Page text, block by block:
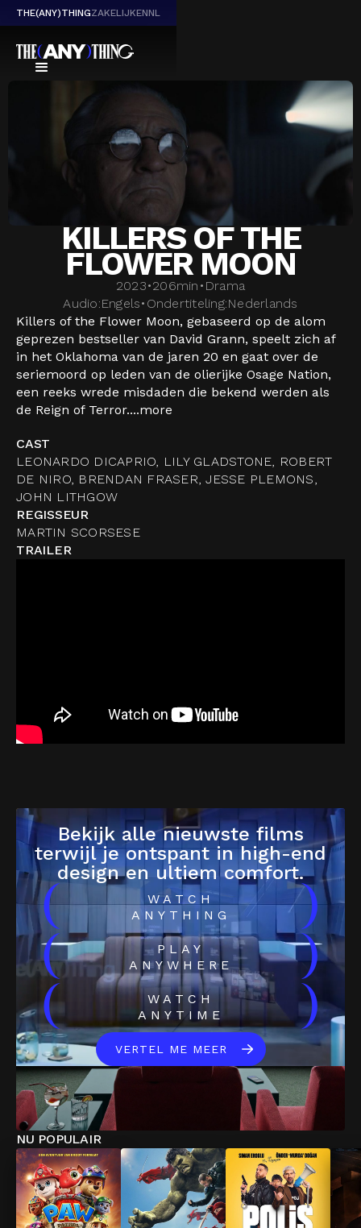
THE(ANY)THINGZAKELIJKENNL
KILLERS OF THE
FLOWER MOON
2023•206min • Drama
Audio:Engels• Ondertiteling:Nederlands
Killers of the Flower Moon, gebaseerd op de alom
geprezen bestseller van David Grann, speelt zich af
in het Oklahoma van de jaren 20 en gaat over de
seriemoord op leden van de olierijke Osage Nation,
een reeks wrede misdaden die bekend werden als
de Reign of Terror....more
CAST
LEONARDO DICAPRIO, LILY GLADSTONE, ROBERT
DE NIRO, BRENDAN FRASER, JESSE PLEMONS,
JOHN LITHGOW
REGISSEUR
MARTIN SCORSESE
TRAILER
Bekijk alle nieuwste films
terwijl je ontspant in high-end
design en ultiem comfort.
(
WATCH
ANYTHING
)
(
PLAY
ANYWHERE
)
(
WATCH
ANYTIME
)
VERTEL ME MEER
NU POPULAIR